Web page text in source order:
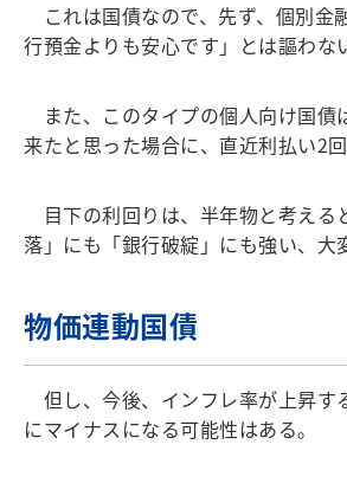
これは国債なので、先ず、個別金
行預金よりも安心です」とは謳わな
また、このタイプの個人向け国債
来たと思った場合に、直近利払い2
目下の利回りは、半年物と考える
落」にも「銀行破綻」にも強い、大
物価連動国債
但し、今後、インフレ率が上昇す
にマイナスになる可能性はある。